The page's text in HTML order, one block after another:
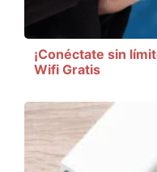
¡Conéctate sin
Wifi Gratis